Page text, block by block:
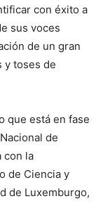
con éxito a
sus voces
de un gran
y toses de
que está en fase
de
con la
de Ciencia y
de Luxemburgo,